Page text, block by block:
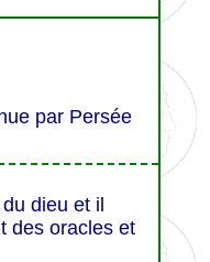
par Persée
dieu et il
des oracles et